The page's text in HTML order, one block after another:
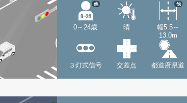
0～24歳
他
晴
幅5.5～
13.0m
他
３灯式信号 交差点 都道府県道